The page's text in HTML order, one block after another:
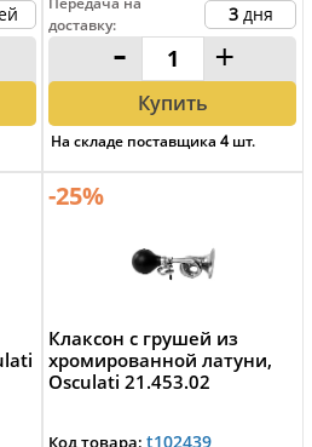
доставку: 3 дня
- +
Купить
На складе поставщика4шт.
-25%
Клаксон с грушей из
хромированной латуни,
Osculati 21.453.02
Код товара: t102439